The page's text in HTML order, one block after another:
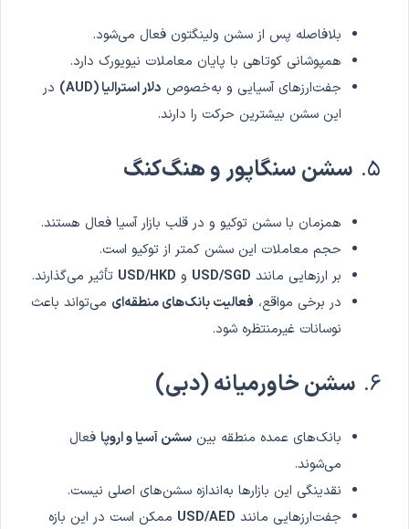
بلافاصله پس از سشن ولینگتون فعال می‌شود.
همپوشانی کوتاهی با پایان معاملات نیویورک دارد.
جفت‌ارزهای آسیایی و به‌خصوص دلار استرالیا (AUD)
در
این سشن بیشترین حرکت را دارند.
۵. سشن سنگاپور و هنگ‌کنگ
همزمان با سشن توکیو و در قلب بازار آسیا فعال هستند.
حجم معاملات این سشن کمتر از توکیو است.
بر ارزهایی مانند USD/SGD و USD/HKD تأثیر می‌گذارند.
در برخی مواقع، فعالیت بانک‌های منطقه‌ای می‌تواند باعث
نوسانات غیرمنتظره شود.
۶. سشن خاورمیانه (دبی)
بانک‌های عمده منطقه بینسشن آسیا و اروپا فعال
می‌شوند.
نقدینگی این بازارها به‌اندازه سشن‌های اصلی نیست.
جفت‌ارزهایی مانند USD/AED ممکن است در این بازه